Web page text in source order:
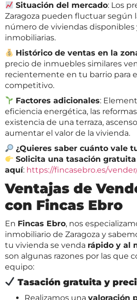
Situación del mercado: Los
Zaragoza pueden fluctuar según
número de viviendas disponibles
inmobiliarias.
Histórico de ventas en la
precio de inmuebles similares
recientemente en tu barrio para
competitivo.
Factores adicionales:
eficiencia energética, las
existencia de una terraza,
aumentar el valor de la vivienda.
¿Quieres saber cuánto vale
Solicita una tasación
aquí: https://fincasebro.es/
Ventajas de
con Fincas Ebro
En Fincas Ebro, nos
inmobiliario de Zaragoza y
tu vivienda se venda rápido y al
son algunas razones por las que
equipo:
Tasación gratuita y
Realizamos una valoración